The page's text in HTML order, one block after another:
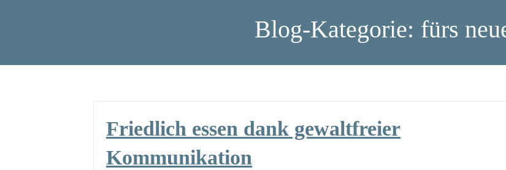
Blog-Kategorie: fürs
Friedlich essen dank gewaltfreier
Kommunikation